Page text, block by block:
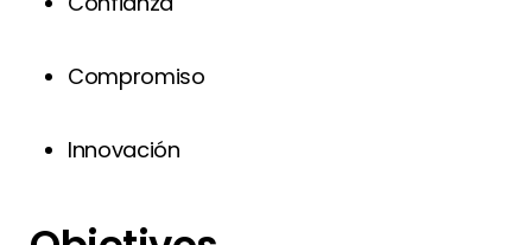
Compromiso
Innovación